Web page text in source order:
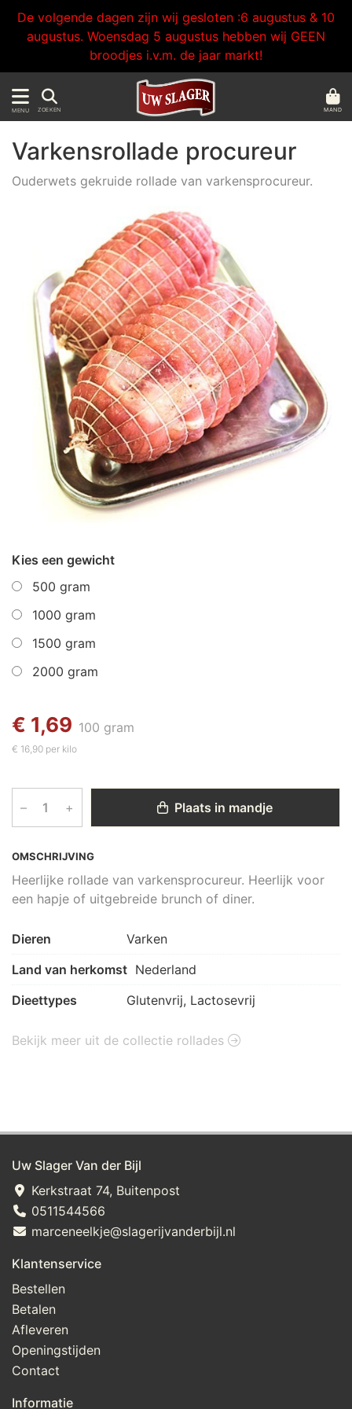
De volgende dagen zijn wij gesloten :6 augustus & 10
augustus. Woensdag 5 augustus hebben wij GEEN
broodjes i.v.m. de jaar markt!
MENU ZOEKEN MAND
OMSCHRIJVING
Heerlijke rollade van varkensprocureur. Heerlijk voor
een hapje of uitgebreide brunch of diner.
Varkensrollade procureur
Ouderwets gekruide rollade van varkensprocureur.
Kies een gewicht
500 gram
1000 gram
1500 gram
2000 gram
€ 1,69 100 gram
€ 16,90 per kilo
– + Plaats in mandje
Dieren
Varken
Land van herkomst Nederland
Dieettypes
Glutenvrij, Lactosevrij
Bekijk meer uit de collectie rollades
Uw Slager Van der Bijl
Kerkstraat 74, Buitenpost
0511544566
marceneelkje@slagerijvanderbijl.nl
Klantenservice
Bestellen
Betalen
Afleveren
Openingstijden
Contact
Informatie